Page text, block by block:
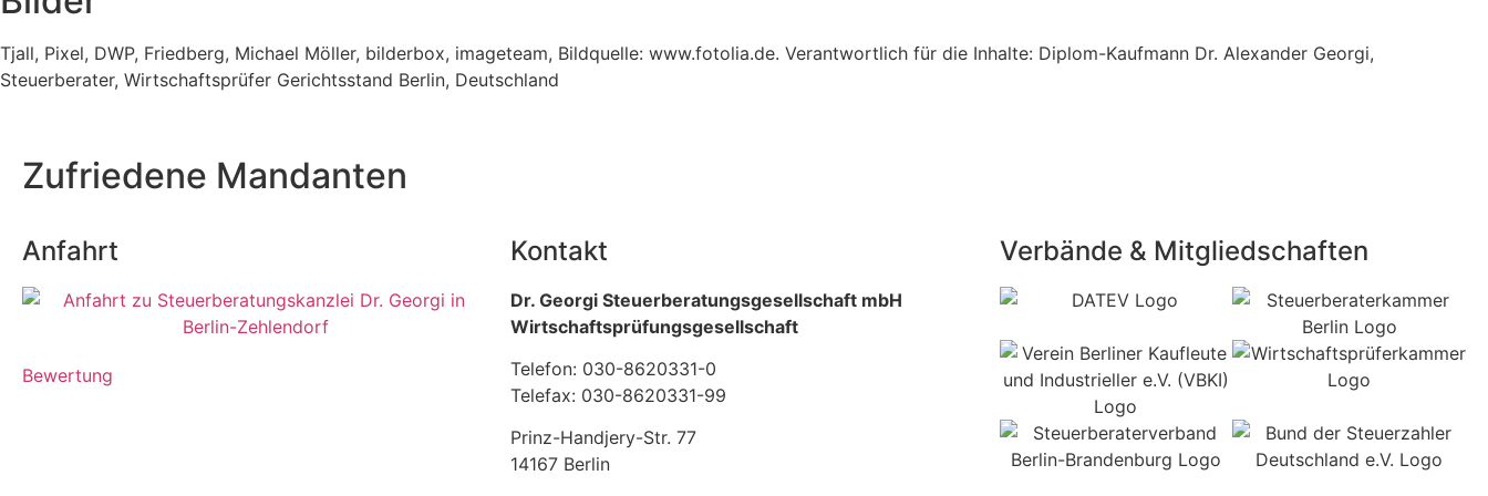
Tjall, Pixel, DWP, Friedberg, Michael Möller, bilderbox, imageteam, Bildquelle: www.fotolia.de. Verantwortlich für die Inhalte: Diplom-Kaufmann Dr. Alexander Georgi,
Steuerberater, Wirtschaftsprüfer Gerichtsstand Berlin, Deutschland
Zufriedene Mandanten
Anfahrt
Bewertung
Kontakt
Dr. Georgi Steuerberatungsgesellschaft mbH
Wirtschaftsprüfungsgesellschaft
Telefon: 030-8620331-0
Telefax: 030-8620331-99
Prinz-Handjery-Str. 77
14167 Berlin
Verbände & Mitgliedschaften